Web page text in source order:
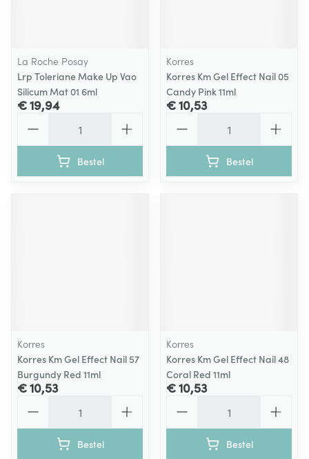
La Roche Posay
Lrp Toleriane Make Up Vao
Silicum Mat 01 6ml
€ 19,94
Bestel
Korres
Korres Km Gel Effect Nail 05
Candy Pink 11ml
€ 10,53
Bestel
Korres
Korres Km Gel Effect Nail 57
Burgundy Red 11ml
€ 10,53
Bestel
Korres
Korres Km Gel Effect Nail 48
Coral Red 11ml
€ 10,53
Bestel